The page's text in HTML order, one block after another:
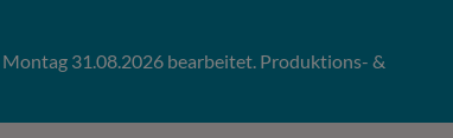
31.08.2026 bearbeitet. Produktions- &